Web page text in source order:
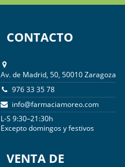
CONTACTO
Av. de Madrid, 50, 50010 Zaragoza
976 33 35 78
info@farmaciamoreo.com
L-S 9:30–21:30h
Excepto domingos y festivos
VENTA DE